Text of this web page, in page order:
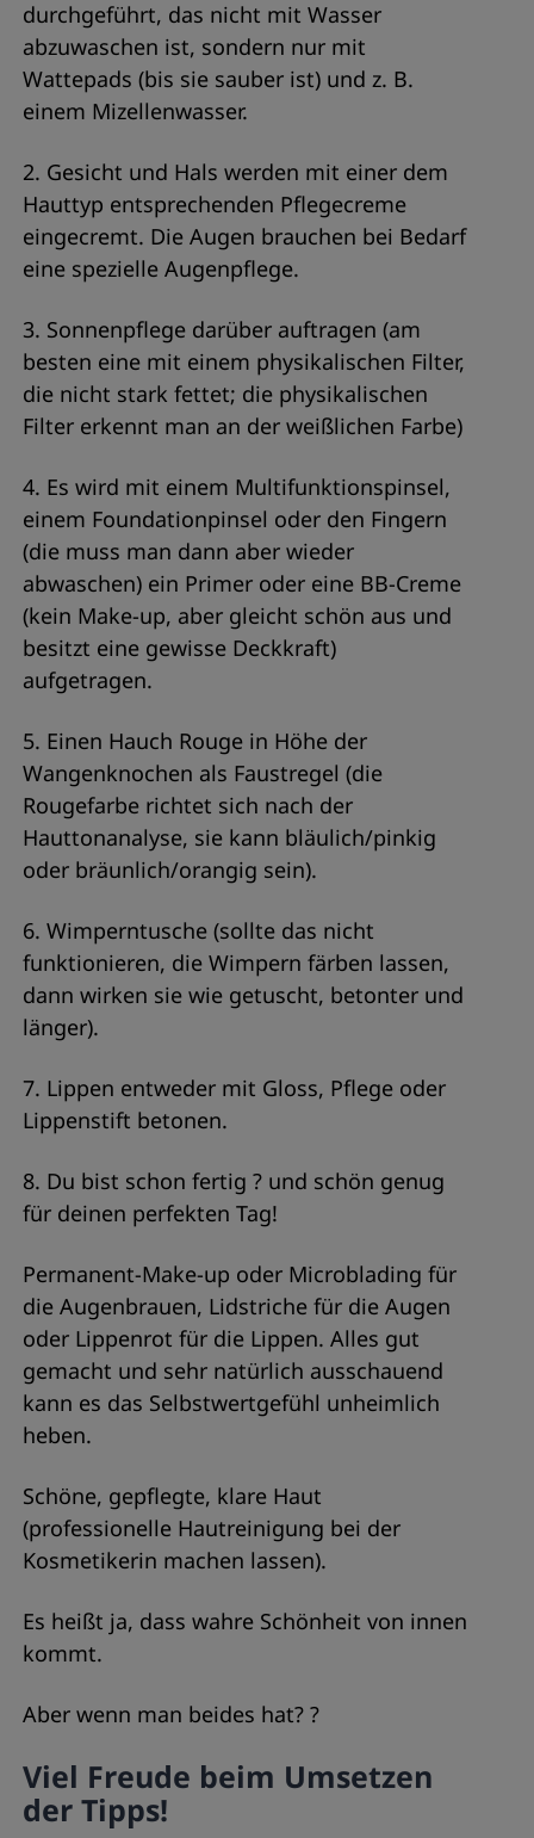
durchgeführt, das nicht mit Wasser
abzuwaschen ist, sondern nur mit
Wattepads (bis sie sauber ist) und z. B.
einem Mizellenwasser.
2. Gesicht und Hals werden mit einer dem
Hauttyp entsprechenden Pflegecreme
eingecremt. Die Augen brauchen bei Bedarf
eine spezielle Augenpflege.
3. Sonnenpflege darüber auftragen (am
besten eine mit einem physikalischen Filter,
die nicht stark fettet; die physikalischen
Filter erkennt man an der weißlichen Farbe)
4. Es wird mit einem Multifunktionspinsel,
einem Foundationpinsel oder den Fingern
(die muss man dann aber wieder
abwaschen) ein Primer oder eine BB-Creme
(kein Make-up, aber gleicht schön aus und
besitzt eine gewisse Deckkraft)
aufgetragen.
5. Einen Hauch Rouge in Höhe der
Wangenknochen als Faustregel (die
Rougefarbe richtet sich nach der
Hauttonanalyse, sie kann bläulich/pinkig
oder bräunlich/orangig sein).
6. Wimperntusche (sollte das nicht
funktionieren, die Wimpern färben lassen,
dann wirken sie wie getuscht, betonter und
länger).
7. Lippen entweder mit Gloss, Pflege oder
Lippenstift betonen.
8. Du bist schon fertig ? und schön genug
für deinen perfekten Tag!
Permanent-Make-up oder Microblading für
die Augenbrauen, Lidstriche für die Augen
oder Lippenrot für die Lippen. Alles gut
gemacht und sehr natürlich ausschauend
kann es das Selbstwertgefühl unheimlich
heben.
Schöne, gepflegte, klare Haut
(professionelle Hautreinigung bei der
Kosmetikerin machen lassen).
Es heißt ja, dass wahre Schönheit von innen
kommt.
Aber wenn man beides hat? ?
Viel Freude beim Umsetzen
der Tipps!